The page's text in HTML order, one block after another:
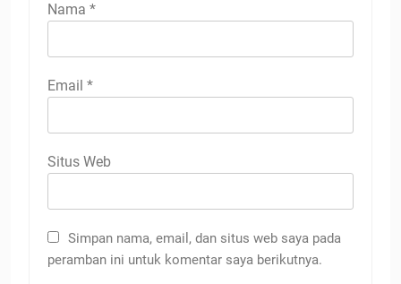
Nama *
Email *
Situs Web
Simpan nama, email, dan situs web saya pada
peramban ini untuk komentar saya berikutnya.